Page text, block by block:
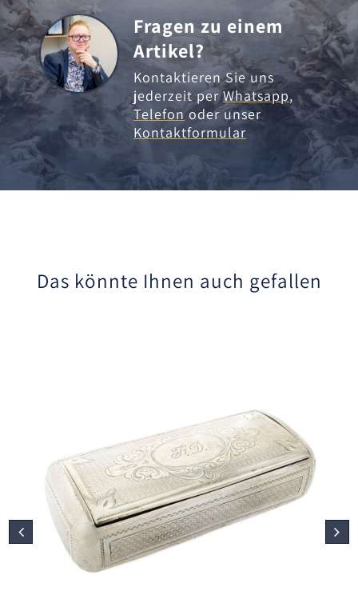
Fragen zu einem
Artikel?
Kontaktieren Sie uns
jederzeit perWhatsapp,
Telefonoder unser
Kontaktformular
Das könnte Ihnen auch gefallen